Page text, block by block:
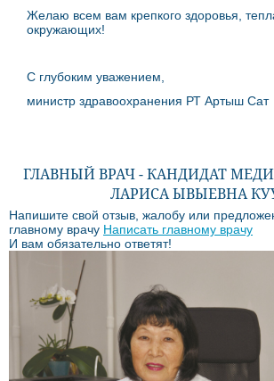
Желаю всем вам крепкого здоровья,
окружающих!
С глубоким уважением,
министр здравоохранения РТ Артыш
ГЛАВНЫЙ ВРАЧ - КАНДИДАТ
ЛАРИСА ЫВЫЕВНА
Напишите свой отзыв, жалобу или
главному врачу Написать главному врачу
И вам обязательно ответят!